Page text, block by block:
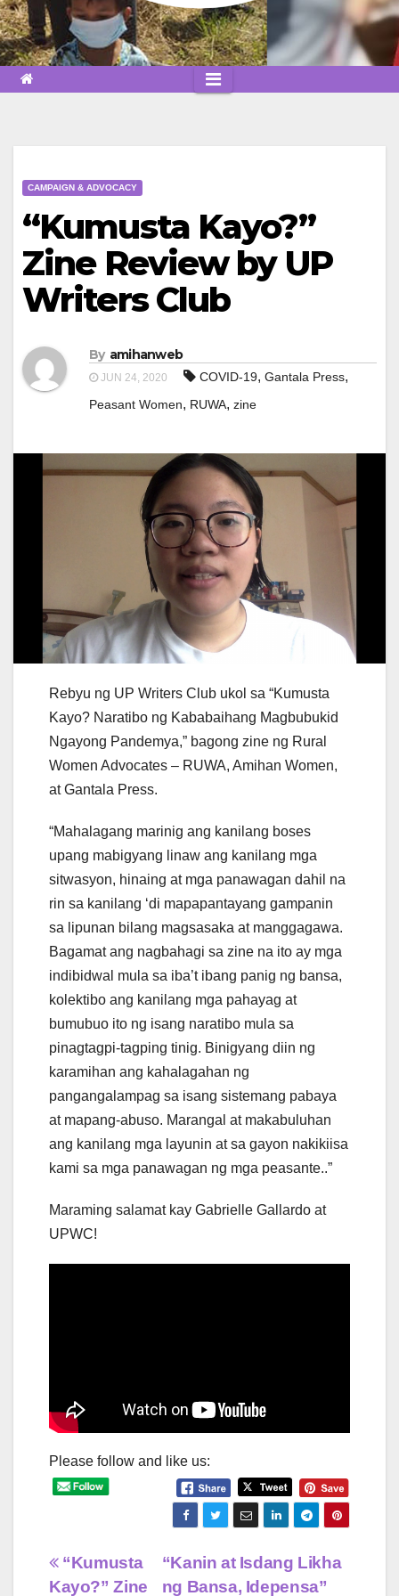
CAMPAIGN & ADVOCACY
“Kumusta Kayo?”
Zine Review by UP
Writers Club
By amihanweb
JUN 24, 2020 COVID-19, Gantala Press,
Peasant Women, RUWA, zine
Rebyu ng UP Writers Club ukol sa “Kumusta
Kayo? Naratibo ng Kababaihang Magbubukid
Ngayong Pandemya,” bagong zine ng Rural
Women Advocates – RUWA, Amihan Women,
at Gantala Press.
“Mahalagang marinig ang kanilang boses
upang mabigyang linaw ang kanilang mga
sitwasyon, hinaing at mga panawagan dahil na
rin sa kanilang ‘di mapapantayang gampanin
sa lipunan bilang magsasaka at manggagawa.
Bagamat ang nagbahagi sa zine na ito ay mga
indibidwal mula sa iba’t ibang panig ng bansa,
kolektibo ang kanilang mga pahayag at
bumubuo ito ng isang naratibo mula sa
pinagtagpi-tagping tinig. Binigyang diin ng
karamihan ang kahalagahan ng
pangangalampag sa isang sistemang pabaya
at mapang-abuso. Marangal at makabuluhan
ang kanilang mga layunin at sa gayon nakikiisa
kami sa mga panawagan ng mga peasante..”
Maraming salamat kay Gabrielle Gallardo at
UPWC!
Please follow and like us:
Post
“Kanin at Isdang Likha
ng Bansa, Idepensa”
“Kumusta
Kayo?” Zine